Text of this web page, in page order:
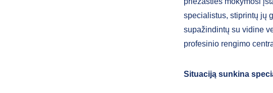
specialistus, stiprintų jų
supažindintų su vidine
profesinio rengimo
Situaciją sunkina